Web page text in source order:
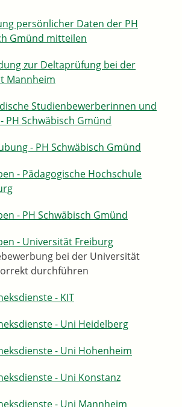
persönlicher Daten der PH
Gmünd mitteilen
zur Deltaprüfung bei der
Mannheim
Studienbewerberinnen und
PH Schwäbisch Gmünd
- PH Schwäbisch Gmünd
- Pädagogische Hochschule
- PH Schwäbisch Gmünd
- Universität Freiburg
bei der Universität
durchführen
- KIT
- Uni Heidelberg
- Uni Hohenheim
- Uni Konstanz
- Uni Mannheim